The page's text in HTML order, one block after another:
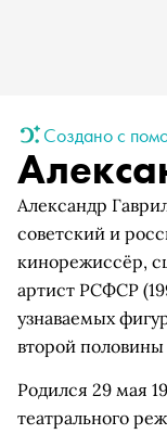
Создано с
Александр
советский и
кинорежиссёр,
артист РСФСР
узнаваемых
второй половины
Родился 29 мая
театрального